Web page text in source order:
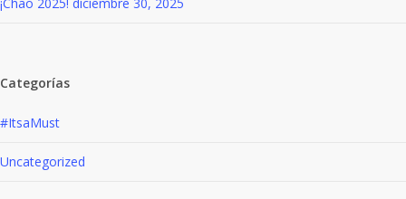
Categorías
#ItsaMust
Uncategorized